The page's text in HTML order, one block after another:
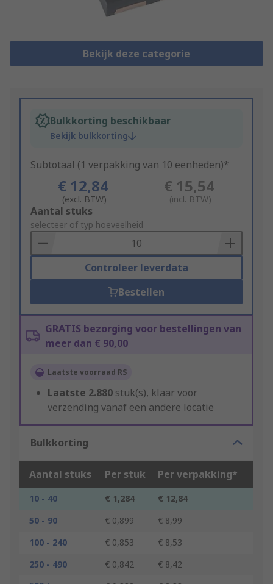
Bekijk deze categorie
Bulkkorting beschikbaar
Bekijk bulkkorting
Subtotaal (1 verpakking van 10 eenheden)*
€ 12,84
(excl. BTW)
€ 15,54
(incl. BTW)
Add
to
Basket
Aantal stuks
selecteer of typ hoeveelheid
Controleer leverdata
Bestellen
GRATIS bezorging voor bestellingen van
meer dan € 90,00
Laatste voorraad RS
Laatste 2.880 stuk(s), klaar voor
verzending vanaf een andere locatie
Bulkkorting
Aantal stuks Per stuk Per verpakking*
10 - 40 € 1,284
€ 12,84
50 - 90
€ 0,899
€ 8,99
100 - 240
€ 0,853
€ 8,53
250 - 490
€ 0,842
€ 8,42